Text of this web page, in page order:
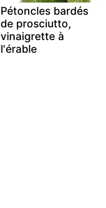
Pétoncles bardés
de prosciutto,
vinaigrette à
l'érable